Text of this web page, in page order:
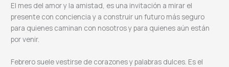
El mes del amor y la amistad, es una invitación a mirar el
presente con conciencia y a construir un futuro más seguro
para quienes caminan con nosotros y para quienes aún están
por venir.
Febrero suele vestirse de corazones y palabras dulces. Es el